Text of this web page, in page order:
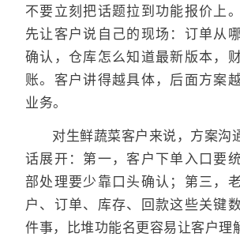
不要立刻把话题拉到功能报价上
先让客户说自己的现场：订单从
确认，仓库怎么知道最新版本，
账。客户讲得越具体，后面方案
业务。
对生鲜蔬菜客户来说，方案沟
话展开：第一，客户下单入口要
部处理要少靠口头确认；第三，
户、订单、库存、回款这些关键
件事，比堆功能名更容易让客户理